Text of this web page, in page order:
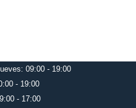
09:00 - 19:00
- 19:00
- 17:00